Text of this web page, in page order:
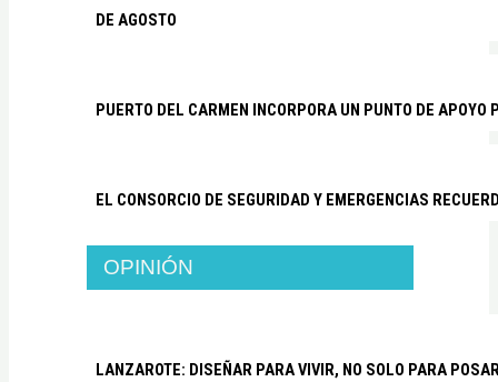
DE AGOSTO
PUERTO DEL CARMEN INCORPORA UN PUNTO DE
EL CONSORCIO DE SEGURIDAD Y EMERGENCIAS
OPINIÓN
LANZAROTE: DISEÑAR PARA VIVIR, NO SOLO PARA